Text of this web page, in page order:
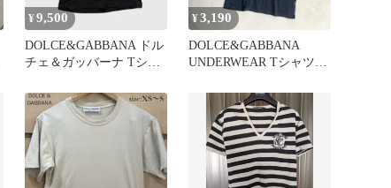
¥9,500
DOLCE&GABBANA ドル
チェ＆ガッバーナ Tシャ
¥3,190
DOLCE&GABBANA
UNDERWEAR Tシャツ